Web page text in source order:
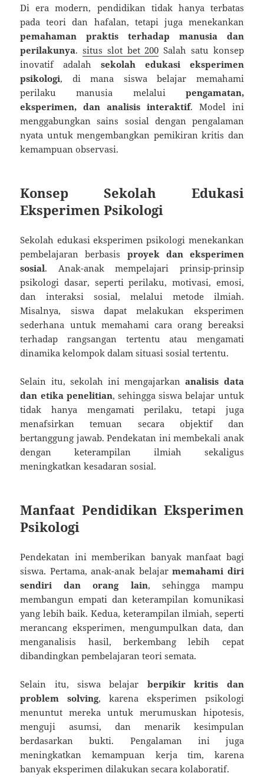
Di era modern, pendidikan tidak hanya terbatas
pada teori dan hafalan, tetapi juga menekankan
pemahaman praktis terhadap manusia dan
perilakunya.situs slot bet 200 Salah satu konsep
inovatif adalah sekolah edukasi eksperimen
psikologi, di mana siswa belajar memahami
perilaku manusia melalui pengamatan,
eksperimen, dan analisis interaktif. Model ini
menggabungkan sains sosial dengan pengalaman
nyata untuk mengembangkan pemikiran kritis dan
kemampuan observasi.
Konsep Sekolah Edukasi
Eksperimen Psikologi
Sekolah edukasi eksperimen psikologi menekankan
pembelajaran berbasis proyek dan eksperimen
sosial. Anak-anak mempelajari prinsip-prinsip
psikologi dasar, seperti perilaku, motivasi, emosi,
dan interaksi sosial, melalui metode ilmiah.
Misalnya, siswa dapat melakukan eksperimen
sederhana untuk memahami cara orang bereaksi
terhadap rangsangan tertentu atau mengamati
dinamika kelompok dalam situasi sosial tertentu.
Selain itu, sekolah ini mengajarkananalisis data
dan etika penelitian, sehingga siswa belajar untuk
tidak hanya mengamati perilaku, tetapi juga
menafsirkan temuan secara objektif dan
bertanggung jawab. Pendekatan ini membekali anak
dengan keterampilan ilmiah sekaligus
meningkatkan kesadaran sosial.
Manfaat Pendidikan Eksperimen
Psikologi
Pendekatan ini memberikan banyak manfaat bagi
siswa. Pertama, anak-anak belajarmemahami diri
sendiri dan orang lain, sehingga mampu
membangun empati dan keterampilan komunikasi
yang lebih baik. Kedua, keterampilan ilmiah, seperti
merancang eksperimen, mengumpulkan data, dan
menganalisis hasil, berkembang lebih cepat
dibandingkan pembelajaran teori semata.
Selain itu, siswa belajar berpikir kritis dan
problem solving, karena eksperimen psikologi
menuntut mereka untuk merumuskan hipotesis,
menguji asumsi, dan menarik kesimpulan
berdasarkan bukti. Pengalaman ini juga
meningkatkan kemampuan kerja tim, karena
banyak eksperimen dilakukan secara kolaboratif.